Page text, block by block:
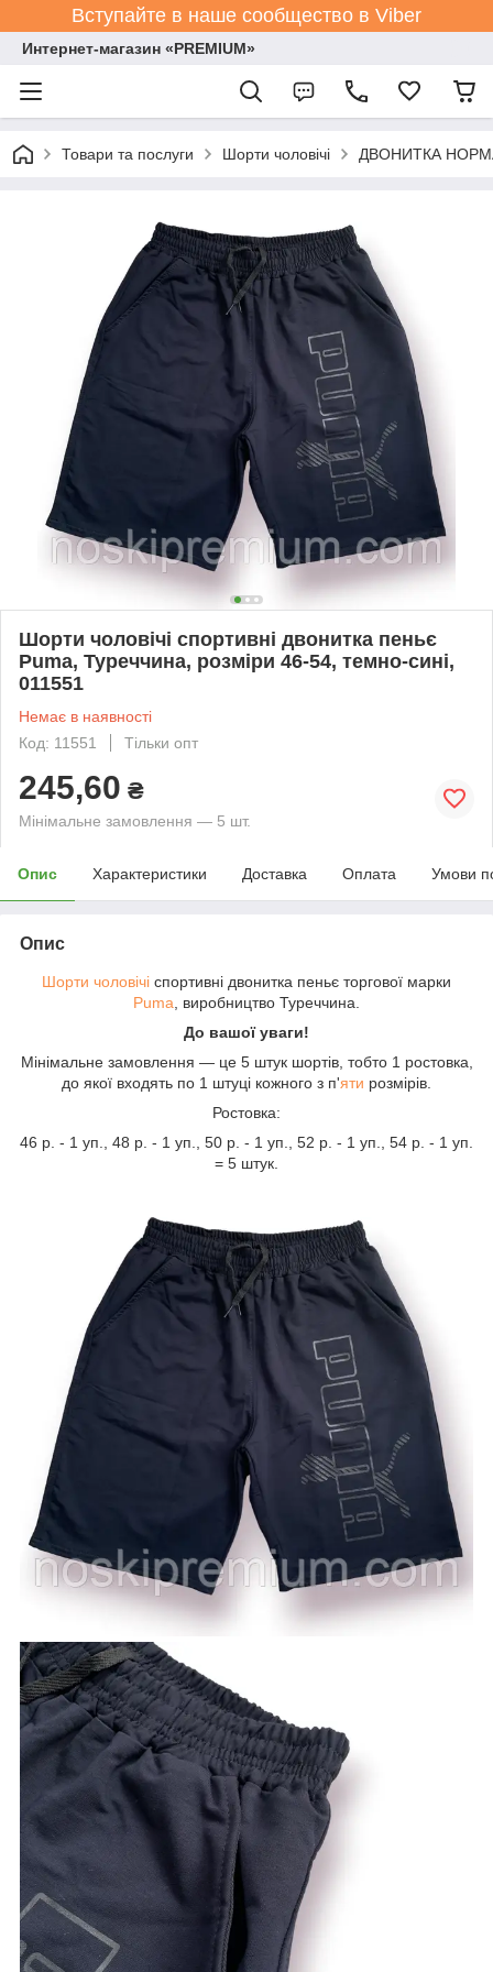
Вступайте в наше сообщество в Viber
Интернет-магазин «PREMIUM»
Товари та послуги Шорти чоловічі ДВОНИТКА НОРМА
Шорти чоловічі спортивні двонитка пеньє
Puma, Туреччина, розміри 46-54, темно-сині,
011551
Немає в наявності
Код: 11551
Тільки опт
245,60 ₴
Мінімальне замовлення — 5 шт.
Опис Характеристики Доставка Оплата Умови
Опис
Шорти чоловічі спортивні двонитка пеньє торгової марки
Puma , виробництво Туреччина.
До вашої уваги!
Мінімальне замовлення — це 5 штук шортів, тобто 1 ростовка,
до якої входять по 1 штуці кожного з п'яти розмірів.
Ростовка:
46 р. - 1 уп., 48 р. - 1 уп., 50 р. - 1 уп., 52 р. - 1 уп., 54 р. - 1 уп.
= 5 штук.